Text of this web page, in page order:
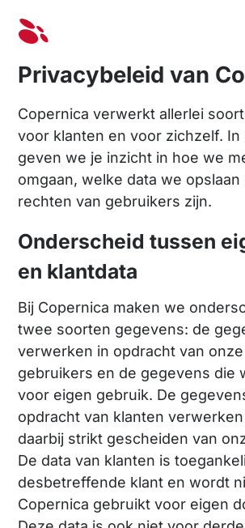
Privacybeleid van
Copernica verwerkt allerlei
voor klanten en voor zichzelf.
geven we je inzicht in hoe we
omgaan, welke data we opslaan
rechten van gebruikers zijn.
Onderscheid tussen
en klantdata
Bij Copernica maken we
twee soorten gegevens: de
verwerken in opdracht van
gebruikers en de gegevens die
voor eigen gebruik. De
opdracht van klanten
daarbij strikt gescheiden van
De data van klanten is
desbetreffende klant en wordt
Copernica gebruikt voor eigen